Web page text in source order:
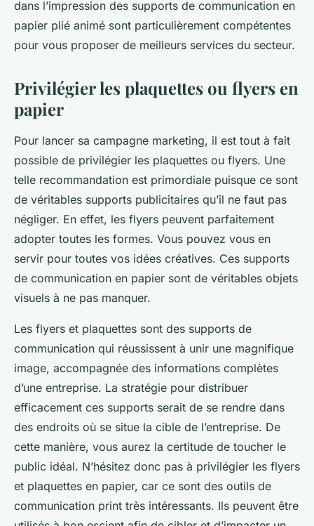
dans l’impression des supports de communication en
papier plié animé sont particulièrement compétentes
pour vous proposer de meilleurs services du secteur.
Privilégier les plaquettes ou flyers en
papier
Pour lancer sa campagne marketing, il est tout à fait
possible de privilégier les plaquettes ou flyers. Une
telle recommandation est primordiale puisque ce sont
de véritables supports publicitaires qu’il ne faut pas
négliger. En effet, les flyers peuvent parfaitement
adopter toutes les formes. Vous pouvez vous en
servir pour toutes vos idées créatives. Ces supports
de communication en papier sont de véritables objets
visuels à ne pas manquer.
Les flyers et plaquettes sont des supports de
communication qui réussissent à unir une magnifique
image, accompagnée des informations complètes
d’une entreprise. La stratégie pour distribuer
efficacement ces supports serait de se rendre dans
des endroits où se situe la cible de l’entreprise. De
cette manière, vous aurez la certitude de toucher le
public idéal. N’hésitez donc pas à privilégier les flyers
et plaquettes en papier, car ce sont des outils de
communication print très intéressants. Ils peuvent être